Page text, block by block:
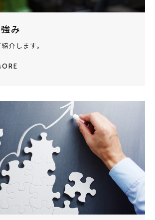
み
介します。